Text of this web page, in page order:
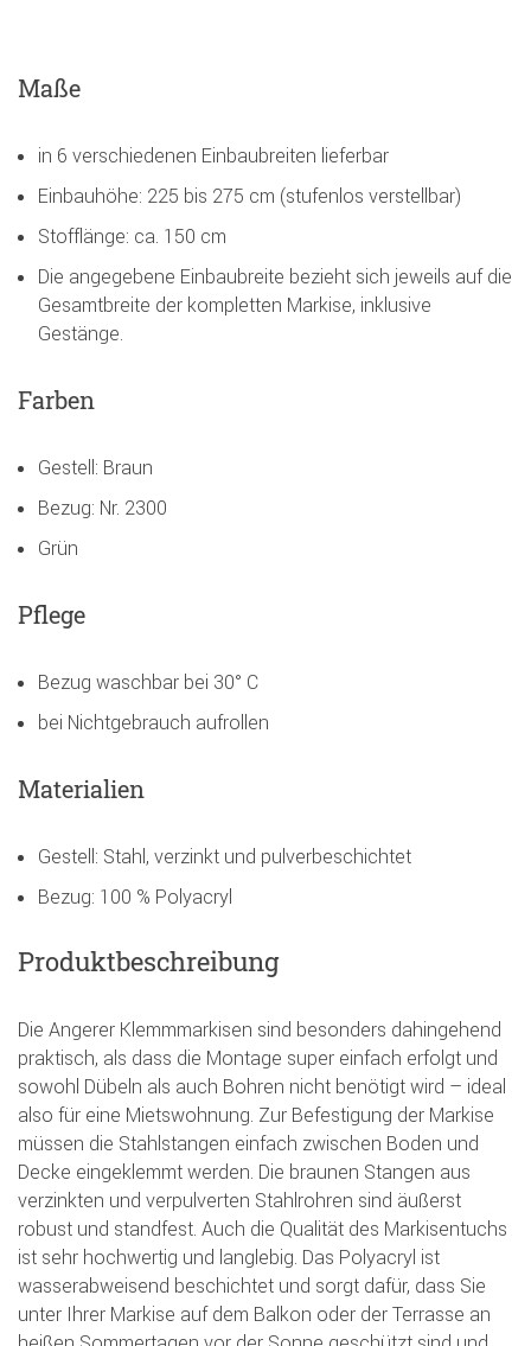
Maße
in 6 verschiedenen Einbaubreiten lieferbar
Einbauhöhe: 225 bis 275 cm (stufenlos verstellbar)
Stofflänge: ca. 150 cm
Die angegebene Einbaubreite bezieht sich jeweils auf die
Gesamtbreite der kompletten Markise, inklusive
Gestänge.
Farben
Gestell: Braun
Bezug: Nr. 2300
Grün
Pflege
Bezug waschbar bei 30° C
bei Nichtgebrauch aufrollen
Materialien
Gestell: Stahl, verzinkt und pulverbeschichtet
Bezug: 100 % Polyacryl
Produktbeschreibung
Die Angerer Klemmmarkisen sind besonders dahingehend
praktisch, als dass die Montage super einfach erfolgt und
sowohl Dübeln als auch Bohren nicht benötigt wird – ideal
also für eine Mietswohnung. Zur Befestigung der Markise
müssen die Stahlstangen einfach zwischen Boden und
Decke eingeklemmt werden. Die braunen Stangen aus
verzinkten und verpulverten Stahlrohren sind äußerst
robust und standfest. Auch die Qualität des Markisentuchs
ist sehr hochwertig und langlebig. Das Polyacryl ist
wasserabweisend beschichtet und sorgt dafür, dass Sie
unter Ihrer Markise auf dem Balkon oder der Terrasse an